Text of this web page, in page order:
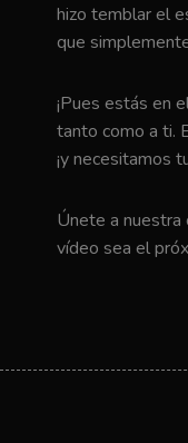
hizo temblar el
que
¡Pues estás en
tanto como a ti.
¡y necesitamos
Únete a nuestra
vídeo sea el